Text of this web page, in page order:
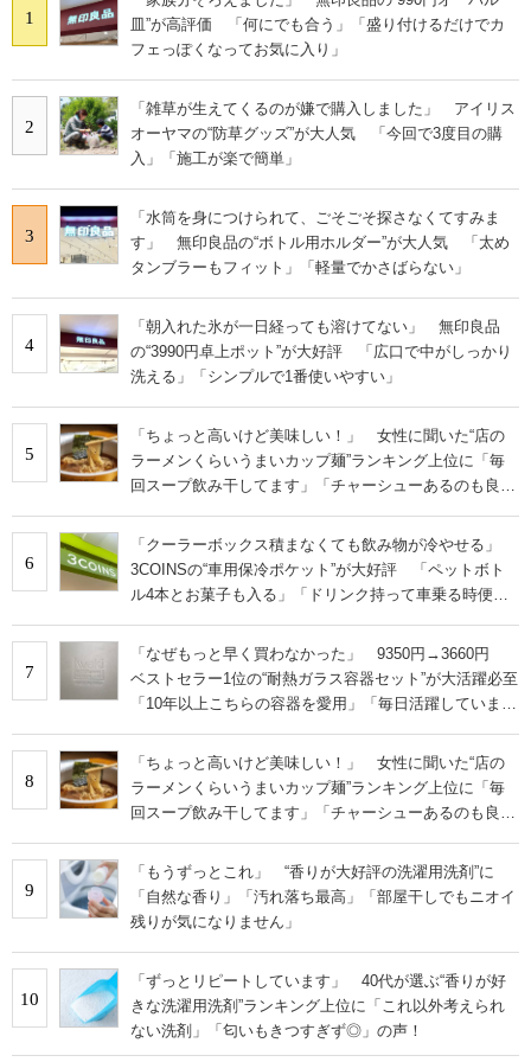
1
皿”が高評価 「何にでも合う」「盛り付けるだけでカ
フェっぽくなってお気に入り」
2
「雑草が生えてくるのが嫌で購入しました」 アイリス
オーヤマの“防草グッズ”が大人気 「今回で3度目の購
入」「施工が楽で簡単」
3
「水筒を身につけられて、ごそごそ探さなくてすみま
す」 無印良品の“ボトル用ホルダー”が大人気 「太め
タンブラーもフィット」「軽量でかさばらない」
4
「朝入れた氷が一日経っても溶けてない」 無印良品
の“3990円卓上ポット”が大好評 「広口で中がしっかり
洗える」「シンプルで1番使いやすい」
5
「ちょっと高いけど美味しい！」 女性に聞いた“店の
ラーメンくらいうまいカップ麺”ランキング上位に「毎
回スープ飲み干してます」「チャーシューあるのも良
6
「クーラーボックス積まなくても飲み物が冷やせる」
3COINSの“車用保冷ポケット”が大好評 「ペットボト
ル4本とお菓子も入る」「ドリンク持って車乗る時便
7
「なぜもっと早く買わなかった」 9350円→3660円
ベストセラー1位の“耐熱ガラス容器セット”が大活躍必至
「10年以上こちらの容器を愛用」「毎日活躍していま
8
「ちょっと高いけど美味しい！」 女性に聞いた“店の
ラーメンくらいうまいカップ麺”ランキング上位に「毎
回スープ飲み干してます」「チャーシューあるのも良
9
「もうずっとこれ」 “香りが大好評の洗濯用洗剤”に
「自然な香り」「汚れ落ち最高」「部屋干しでもニオイ
残りが気になりません」
10
「ずっとリピートしています」 40代が選ぶ“香りが好
きな洗濯用洗剤”ランキング上位に「これ以外考えられ
ない洗剤」「匂いもきつすぎず◎」の声！